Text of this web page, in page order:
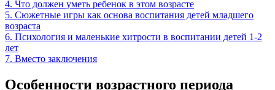
4. Что должен уметь ребенок в этом возрасте
5. Сюжетные игры как основа воспитания детей младшего
возраста
6. Психология и маленькие хитрости в воспитании детей 1-2
лет
7. Вместо заключения
Особенности возрастного периода